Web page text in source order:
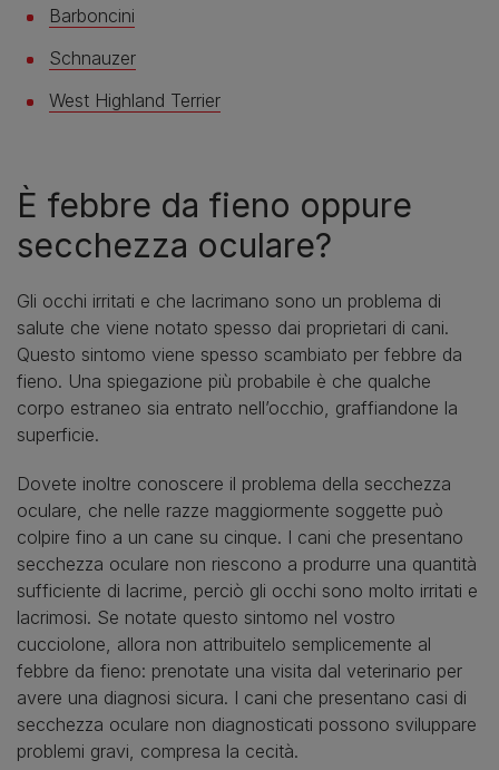
Barboncini
Schnauzer
West Highland Terrier
È febbre da fieno oppure
secchezza oculare?
Gli occhi irritati e che lacrimano sono un problema di
salute che viene notato spesso dai proprietari di cani.
Questo sintomo viene spesso scambiato per febbre da
fieno. Una spiegazione più probabile è che qualche
corpo estraneo sia entrato nell’occhio, graffiandone la
superficie.
Dovete inoltre conoscere il problema della secchezza
oculare, che nelle razze maggiormente soggette può
colpire fino a un cane su cinque. I cani che presentano
secchezza oculare non riescono a produrre una quantità
sufficiente di lacrime, perciò gli occhi sono molto irritati e
lacrimosi. Se notate questo sintomo nel vostro
cucciolone, allora non attribuitelo semplicemente al
febbre da fieno: prenotate una visita dal veterinario per
avere una diagnosi sicura. I cani che presentano casi di
secchezza oculare non diagnosticati possono sviluppare
problemi gravi, compresa la cecità.